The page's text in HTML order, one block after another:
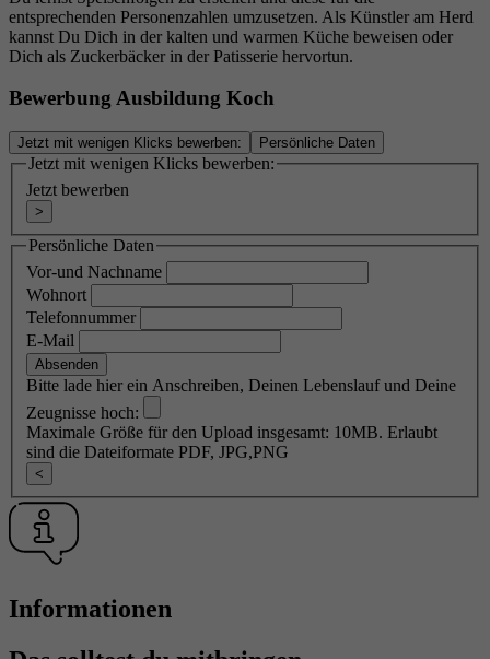
entsprechenden Personenzahlen umzusetzen. Als Künstler am Herd
kannst Du Dich in der kalten und warmen Küche beweisen oder
Dich als Zuckerbäcker in der Patisserie hervortun.
Bewerbung Ausbildung Koch
Jetzt mit wenigen Klicks bewerben: Persönliche Daten
Jetzt mit wenigen Klicks bewerben:
Jetzt bewerben
>
Persönliche Daten
Vor-und Nachname
Wohnort
Telefonnummer
E-Mail
Bitte lade hier ein Anschreiben, Deinen Lebenslauf und Deine
Zeugnisse hoch:
Maximale Größe für den Upload insgesamt: 10MB. Erlaubt
sind die Dateiformate PDF, JPG,PNG
<
Informationen
aus der sie stammen, und die Seiten in
anonymisierter Form.
Anbieter Google Analytics
Laufzeit
Zweck
Dieses Cookie wird von Google Analytics
Name _dc_gtm_UA-xxx
Anbieter Google Tag Manager/Google Analytics
Laufzeit
Zweck
und die Werbung zu messen und zu verbessern.
Der Cookie verfolgt auch das Verhalten des
Nutzers im gesamten Web auf Websites, die
aufweisen. Diese Cookies sind anonym - sie
speichern Informationen darüber, was Sie auf
unserer Website sehen, aber nicht darüber, wer